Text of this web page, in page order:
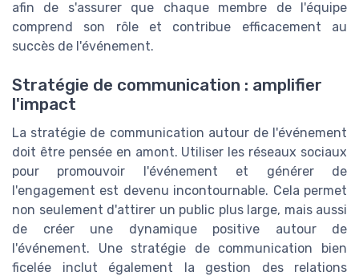
afin de s'assurer que chaque membre de l'équipe
comprend son rôle et contribue efficacement au
succès de l'événement.
Stratégie de communication : amplifier
l'impact
La stratégie de communication autour de l'événement
doit être pensée en amont. Utiliser les réseaux sociaux
pour promouvoir l'événement et générer de
l'engagement est devenu incontournable. Cela permet
non seulement d'attirer un public plus large, mais aussi
de créer une dynamique positive autour de
l'événement. Une stratégie de communication bien
ficelée inclut également la gestion des relations